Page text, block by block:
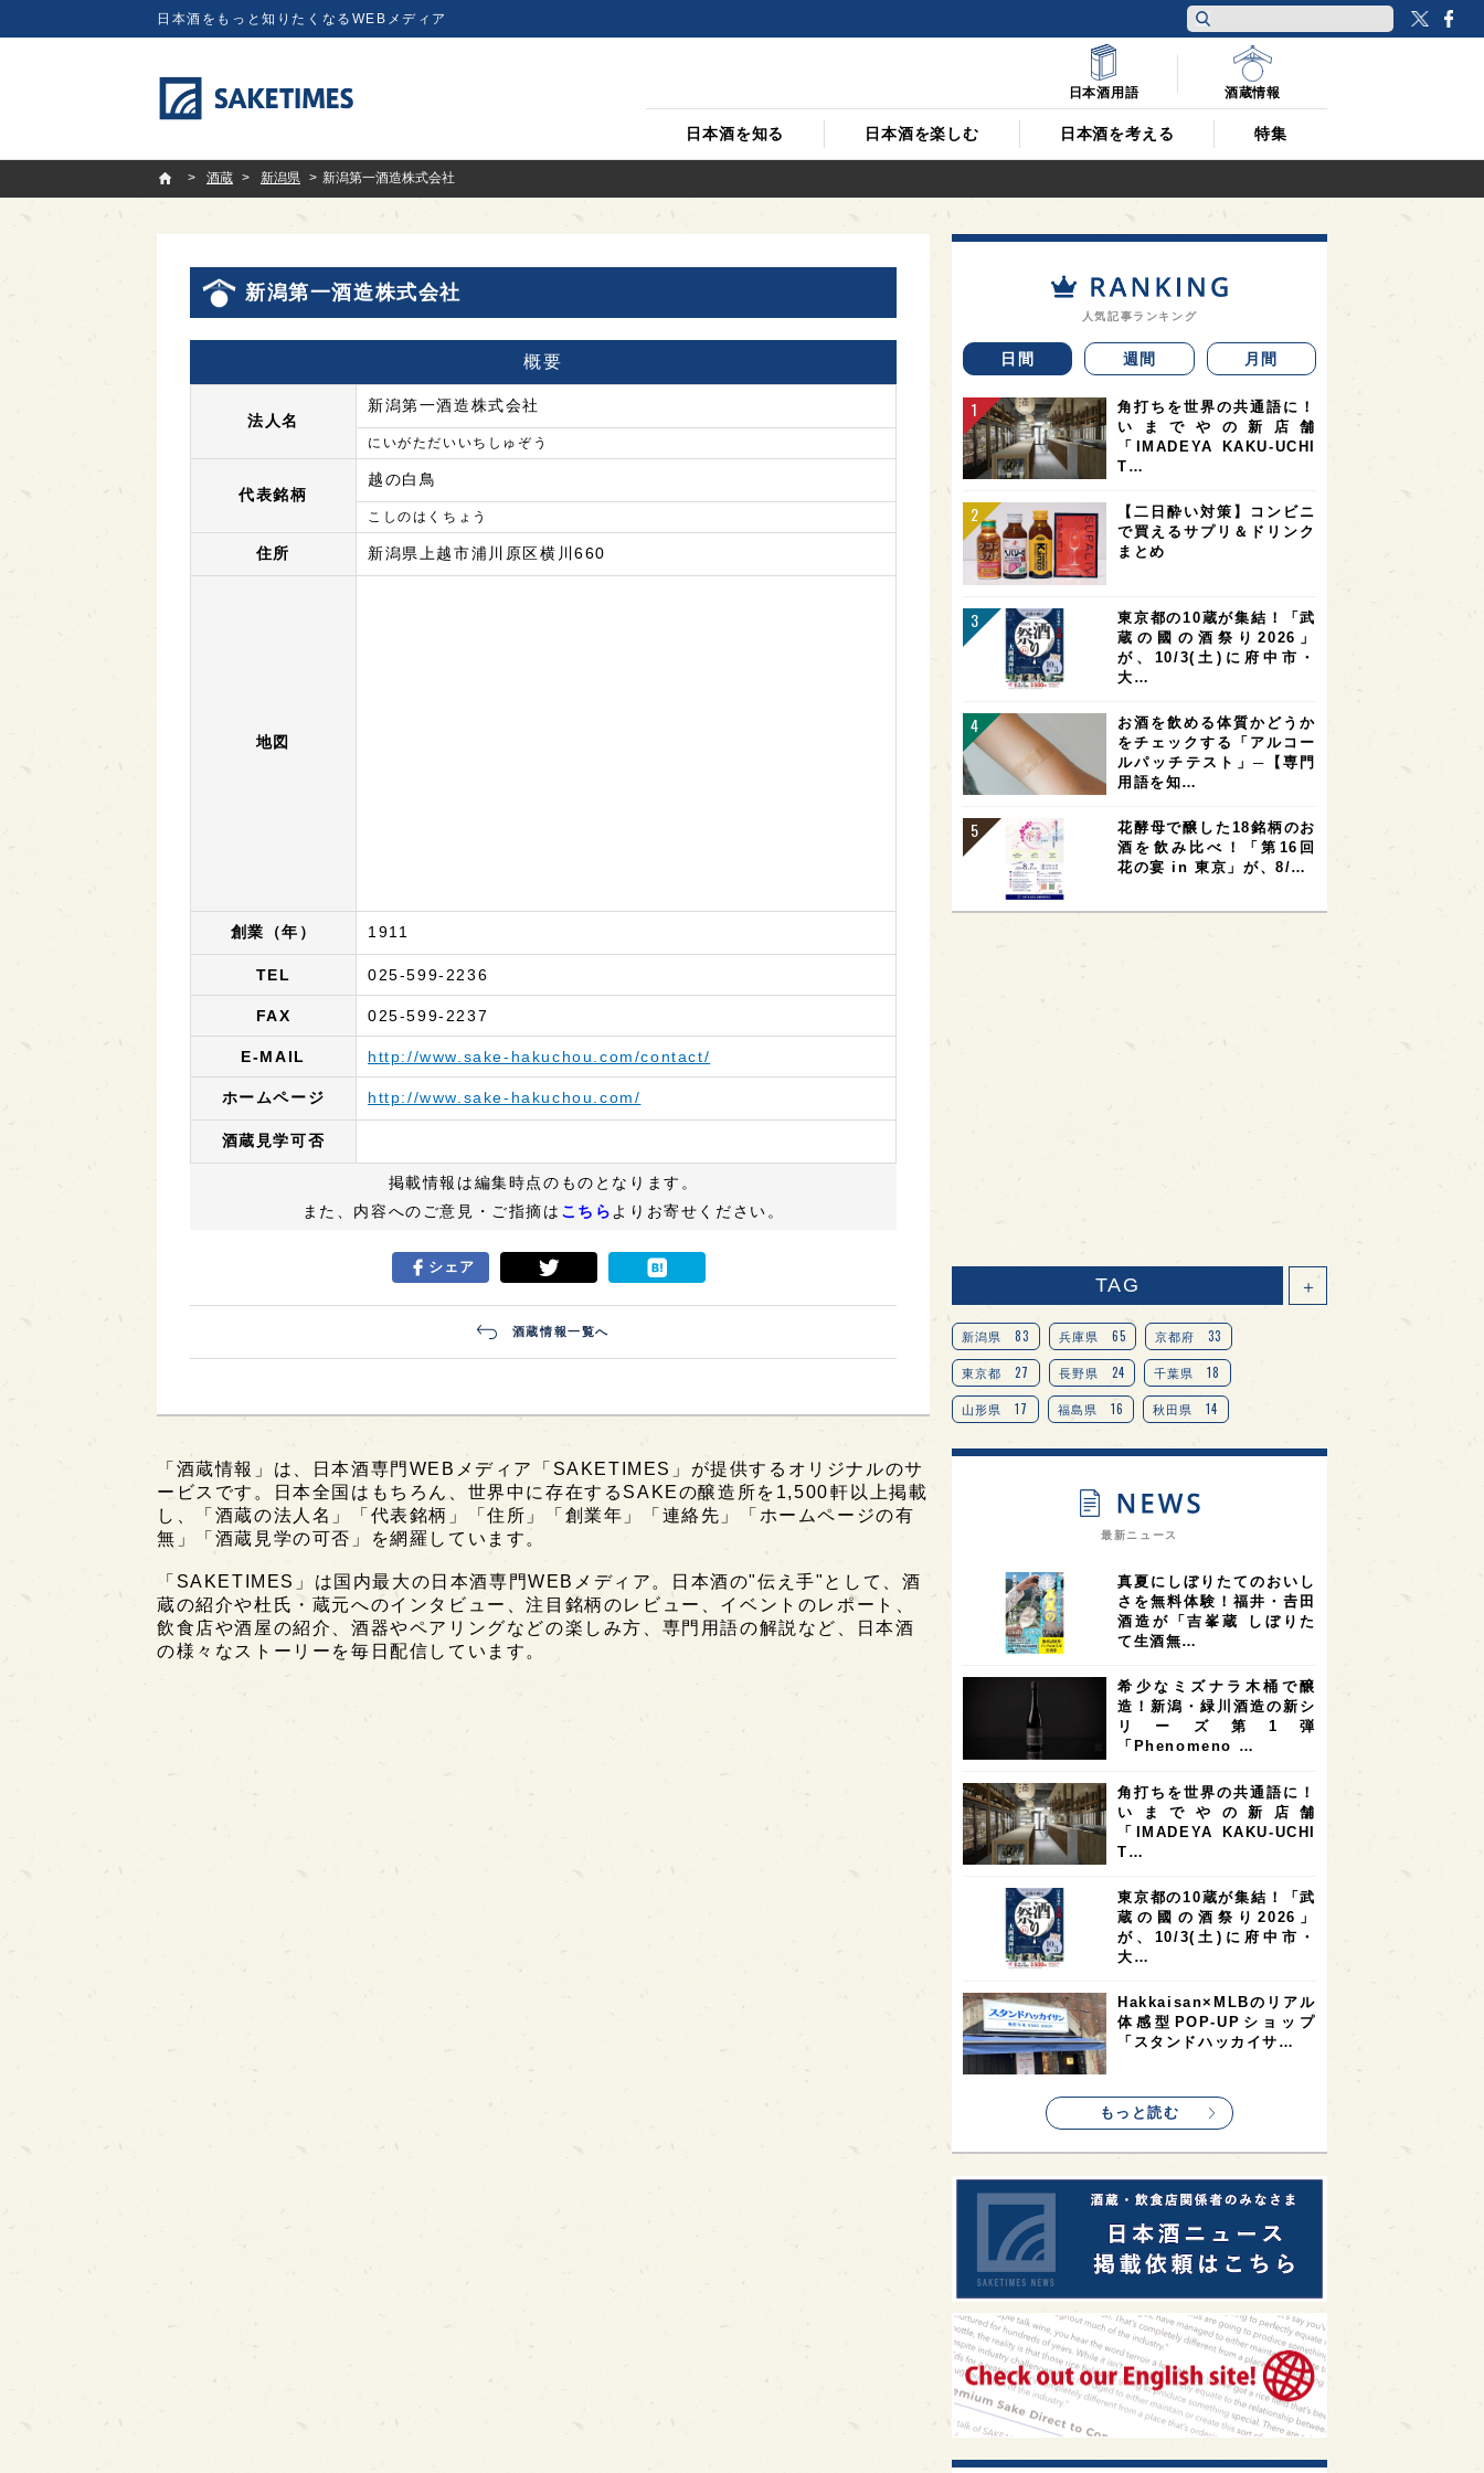
日本酒をもっと知りたくなるWEBメディア
日本酒を知る 日本酒を楽しむ 日本酒を考える 特集
日本酒用語 酒蔵情報
SAKETIMES
酒蔵
新潟県 新潟第一酒造株式会社
新潟第一酒造株式会社
概要
法人名
新潟第一酒造株式会社
にいがただいいちしゅぞう
代表銘柄
越の白鳥
こしのはくちょう
住所 新潟県上越市浦川原区横川660
地図
創業（年） 1911
TEL 025-599-2236
FAX 025-599-2237
E-MAIL http://www.sake-hakuchou.com/contact/
ホームページ http://www.sake-hakuchou.com/
酒蔵見学可否
掲載情報は編集時点のものとなります。
また、内容へのご意見・ご指摘は こちら よりお寄せください。
シェア
酒蔵情報一覧へ
「酒蔵情報」は、日本酒専門WEBメディア「SAKETIMES」が提供するオリジナルのサ
ービスです。日本全国はもちろん、世界中に存在するSAKEの醸造所を1,500軒以上掲載
し、「酒蔵の法人名」「代表銘柄」「住所」「創業年」「連絡先」「ホームページの有
無」「酒蔵見学の可否」を網羅しています。
「SAKETIMES」は国内最大の日本酒専門WEBメディア。日本酒の"伝え手"として、酒
蔵の紹介や杜氏・蔵元へのインタビュー、注目銘柄のレビュー、イベントのレポート、
飲食店や酒屋の紹介、酒器やペアリングなどの楽しみ方、専門用語の解説など、日本酒
の様々なストーリーを毎日配信しています。
人気記事ランキング
日間 週間 月間
角打ちを世界の共通語に！
いまでやの新店舗
「IMADEYA KAKU-UCHI
T…
【二日酔い対策】コンビニ
で買えるサプリ＆ドリンク
まとめ
東京都の10蔵が集結！「武
蔵の國の酒祭り2026」
が、10/3(土)に府中市・
大…
お酒を飲める体質かどうか
をチェックする「アルコー
ルパッチテスト」─【専門
用語を知…
花酵母で醸した18銘柄のお
酒を飲み比べ！「第16回
花の宴 in 東京」が、8/…
TAG ＋
新潟県 83 兵庫県 65 京都府 33
東京都 27 長野県 24 千葉県 18
山形県 17 福島県 16 秋田県 14
愛知県 14 宮城県 14 岐阜県 13
オピニオンリーダーの視点 9
7 奈良県 滋賀県 7 和歌山県 6
6 フランス 6 高知県 5 島根県 5
4 神奈川県 4
大阪府 3
オーストラリア 2 台湾 2 アジア 2
SAKEの時代を生きる
全蔵めぐり 1 シンガポール 1 カナダ 1
1 熊本県 徳島県
イギリス 1 ノルウェー 1 新宿区 1
歌舞伎町 1 沖縄県 1 鳥取県 1
saketimes_image_4 1
最新ニュース
真夏にしぼりたてのおいし
さを無料体験！福井・𠮷田
酒造が「吉峯蔵 しぼりた
て生酒無…
希少なミズナラ木桶で醸
造！新潟・緑川酒造の新シ
リーズ第1弾
「Phenomeno …
角打ちを世界の共通語に！
いまでやの新店舗
「IMADEYA KAKU-UCHI
T…
東京都の10蔵が集結！「武
蔵の國の酒祭り2026」
が、10/3(土)に府中市・
大…
Hakkaisan×MLBのリアル
体感型POP-UPショップ
「スタンドハッカイサ…
もっと読む